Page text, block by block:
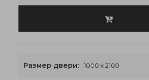
Размер двери: 1000 x 2100